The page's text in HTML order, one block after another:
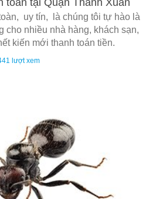
uy tín, là chúng tôi tự hào là
cho nhiều nhà hàng, khách sạn,
kiến mới thanh toán tiền.
lượt xem